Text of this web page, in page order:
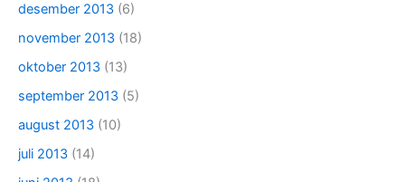
desember 2013 (6)
november 2013 (18)
oktober 2013 (13)
september 2013 (5)
august 2013 (10)
juli 2013 (14)